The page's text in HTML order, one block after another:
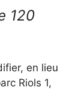
120
en lieu
Riols 1,